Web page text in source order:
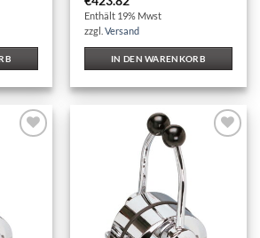
Enthält 19% Mwst
zzgl.Versand
IN DEN WARENKORB
Wunschliste